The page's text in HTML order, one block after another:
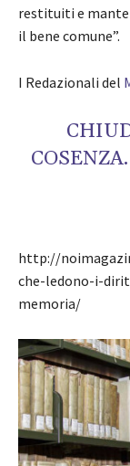
restituiti e
il bene comune”.
I Redazionali del
http://
che-ledono-i-
memoria/